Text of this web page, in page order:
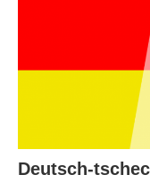
Deutsch-